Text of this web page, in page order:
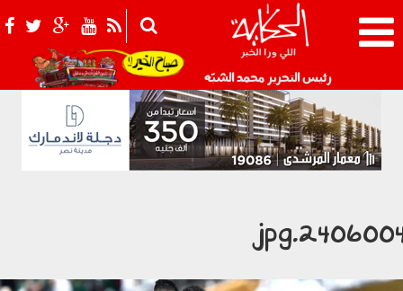
رئيس التحرير محمد الشبّه 021_2.png